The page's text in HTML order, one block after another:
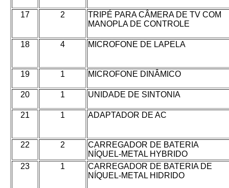
17 2
TRIPÉ PARA CÂMERA DE TV COM
MANOPLA DE CONTROLE
18 4 MICROFONE DE LAPELA
19 1 MICROFONE DINÂMICO
20 1 UNIDADE DE SINTONIA
21 1 ADAPTADOR DE AC
22 2
CARREGADOR DE BATERIA
NÍQUEL-METAL HYBRIDO
23
1
CARREGADOR DE BATERIA DE
NÍQUEL-METAL HIDRIDO